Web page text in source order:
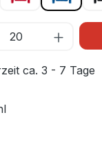
ca. 3 - 7 Tage